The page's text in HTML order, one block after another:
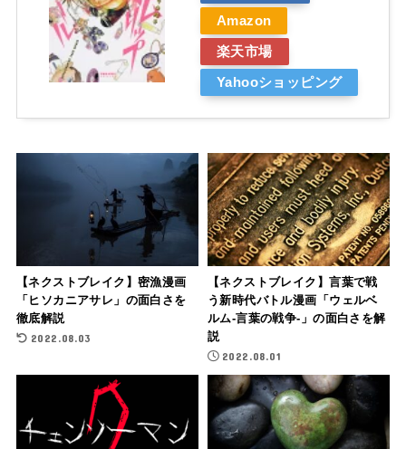
Amazon
楽天市場
Yahooショッピング
【ネクストブレイク】密漁漫画
「ヒソカニアサレ」の面白さを
徹底解説
2022.08.03
【ネクストブレイク】言葉で戦
う新時代バトル漫画「ウェルベ
ルム-言葉の戦争-」の面白さを解
説
2022.08.01